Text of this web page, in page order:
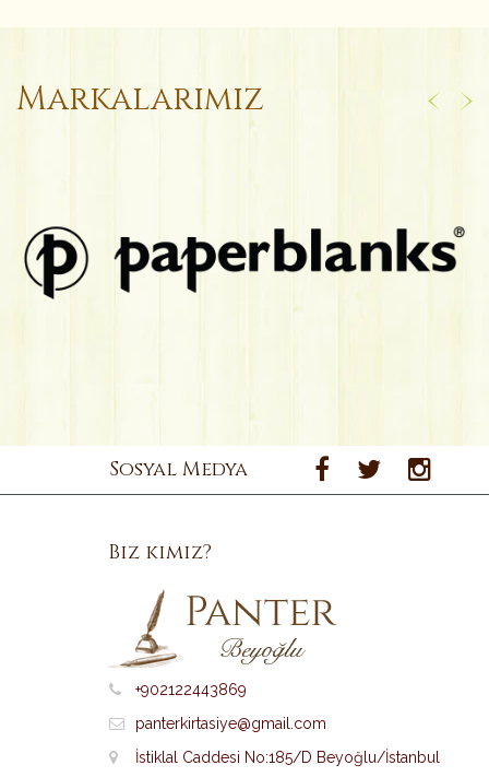
Markalarımız
Sosyal Medya
Biz kimiz?
+902122443869
panterkirtasiye@gmail.com
İstiklal Caddesi No:185/D Beyoğlu/İstanbul